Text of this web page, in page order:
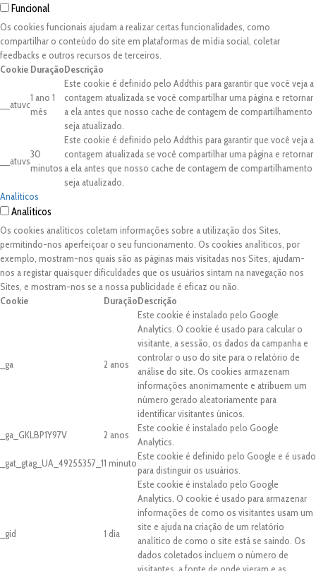
Funcional
Os cookies funcionais ajudam a realizar certas funcionalidades, como
compartilhar o conteúdo do site em plataformas de mídia social, coletar
feedbacks e outros recursos de terceiros.
Cookie DuraçãoDescrição
__atuvc
1 ano 1
mês
Este cookie é definido pelo Addthis para garantir que você veja a
contagem atualizada se você compartilhar uma página e retornar
a ela antes que nosso cache de contagem de compartilhamento
seja atualizado.
__atuvs
30
minutos
Este cookie é definido pelo Addthis para garantir que você veja a
contagem atualizada se você compartilhar uma página e retornar
a ela antes que nosso cache de contagem de compartilhamento
seja atualizado.
Analíticos
Analíticos
Os cookies analíticos coletam informações sobre a utilização dos Sites,
permitindo-nos aperfeiçoar o seu funcionamento. Os cookies analíticos, por
exemplo, mostram-nos quais são as páginas mais visitadas nos Sites, ajudam-
nos a registar quaisquer dificuldades que os usuários sintam na navegação nos
Sites, e mostram-nos se a nossa publicidade é eficaz ou não.
Cookie
DuraçãoDescrição
_ga 2 anos
Este cookie é instalado pelo Google
Analytics. O cookie é usado para calcular o
visitante, a sessão, os dados da campanha e
controlar o uso do site para o relatório de
análise do site. Os cookies armazenam
informações anonimamente e atribuem um
número gerado aleatoriamente para
identificar visitantes únicos.
_ga_GKLBP1Y97V
2 anos
Este cookie é instalado pelo Google
Analytics.
_gat_gtag_UA_49255357_11 minuto
Este cookie é definido pelo Google e é usado
para distinguir os usuários.
_gid 1 dia
Este cookie é instalado pelo Google
Analytics. O cookie é usado para armazenar
informações de como os visitantes usam um
site e ajuda na criação de um relatório
analítico de como o site está se saindo. Os
dados coletados incluem o número de